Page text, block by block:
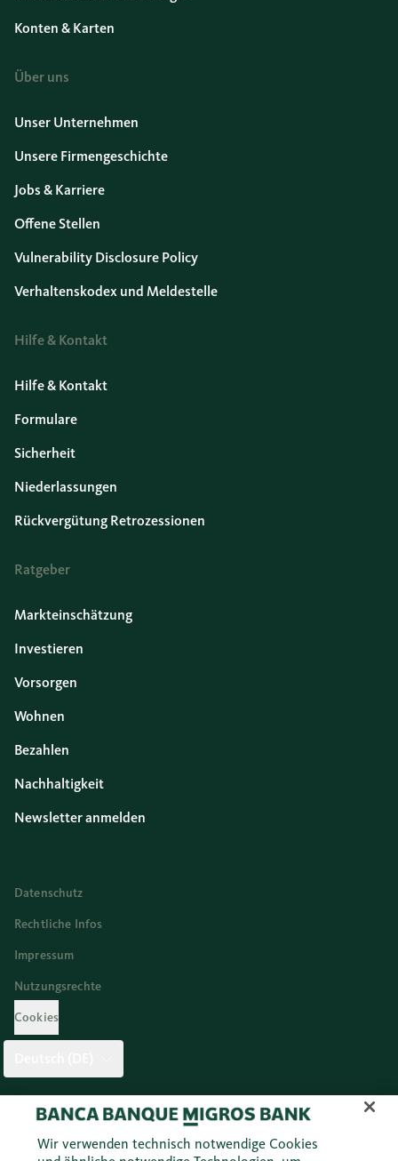
Konten & Karten
Über uns
Unser Unternehmen
Unsere Firmengeschichte
Jobs & Karriere
Offene Stellen
Vulnerability Disclosure Policy
Verhaltenskodex und Meldestelle
Hilfe & Kontakt
Hilfe & Kontakt
Formulare
Sicherheit
Niederlassungen
Rückvergütung Retrozessionen
Ratgeber
Markteinschätzung
Investieren
Vorsorgen
Wohnen
Bezahlen
Nachhaltigkeit
Newsletter anmelden
Datenschutz
Rechtliche Infos
Impressum
Nutzungsrechte
Cookies
Twitter Facebook Blog Instagram Youtube
Wir verwenden technisch notwendige Cookies